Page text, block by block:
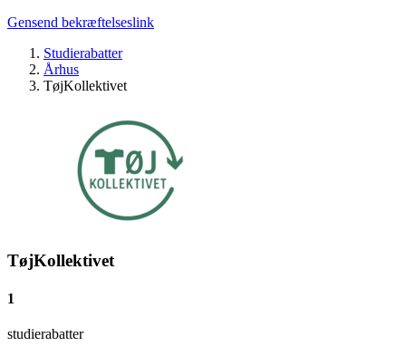
Gensend bekræftelseslink
Studierabatter
Århus
TøjKollektivet
TøjKollektivet
1
studierabatter